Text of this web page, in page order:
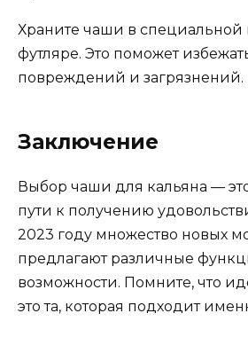
Храните чаши в специальной
футляре. Это поможет
повреждений и загрязнений.
Заключение
Выбор чаши для кальяна —
пути к получению
2023 году множество новых
предлагают различные
возможности. Помните, что
это та, которая подходит